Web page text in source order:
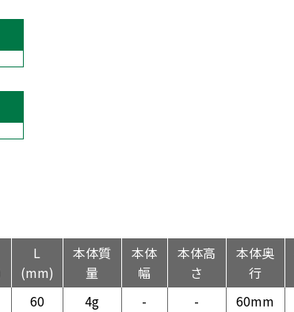
L
(mm)
本体質
量
本体
幅
本体高
さ
本体奥
行
60 4g - - 60mm